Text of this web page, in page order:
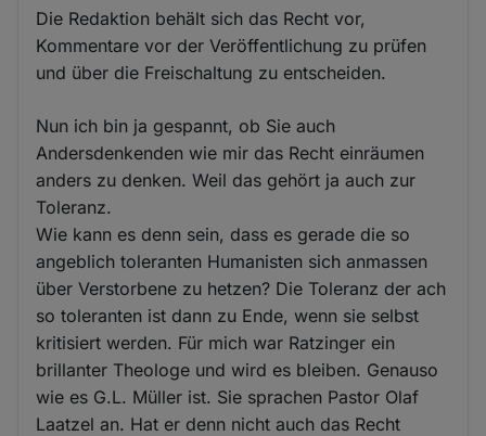
Die Redaktion behält sich das Recht vor,
Kommentare vor der Veröffentlichung zu prüfen
und über die Freischaltung zu entscheiden.
Nun ich bin ja gespannt, ob Sie auch
Andersdenkenden wie mir das Recht einräumen
anders zu denken. Weil das gehört ja auch zur
Toleranz.
Wie kann es denn sein, dass es gerade die so
angeblich toleranten Humanisten sich anmassen
über Verstorbene zu hetzen? Die Toleranz der ach
so toleranten ist dann zu Ende, wenn sie selbst
kritisiert werden. Für mich war Ratzinger ein
brillanter Theologe und wird es bleiben. Genauso
wie es G.L. Müller ist. Sie sprachen Pastor Olaf
Laatzel an. Hat er denn nicht auch das Recht